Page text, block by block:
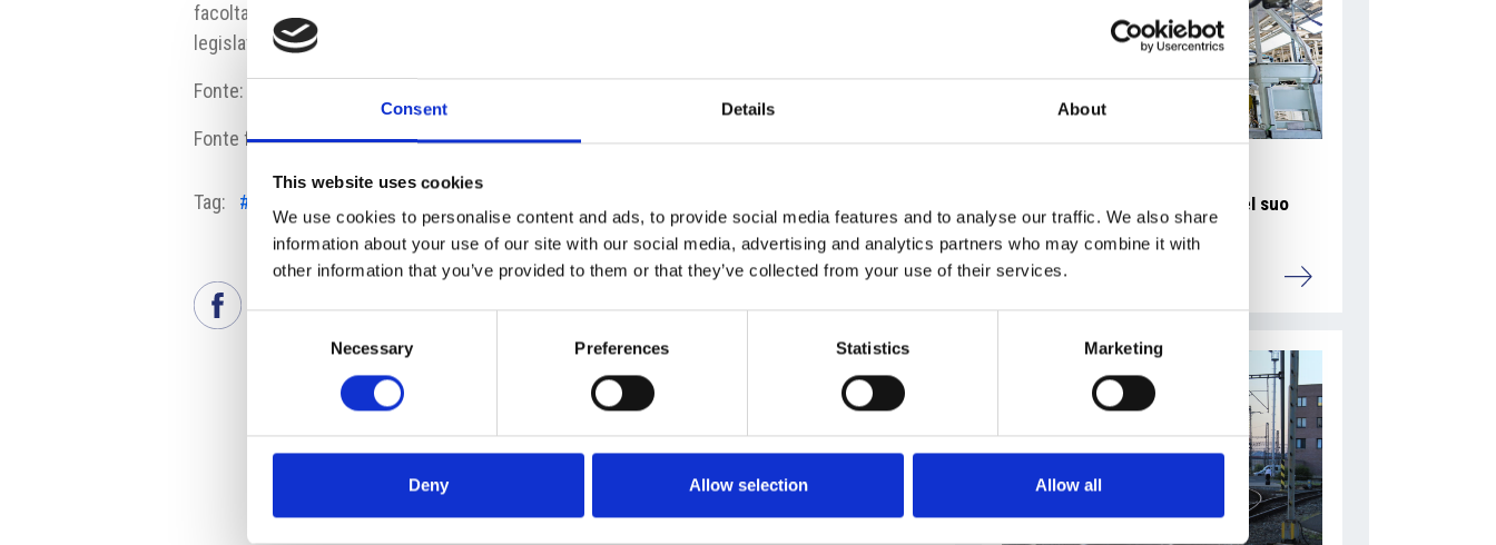
Consent Details About
This website uses cookies
We use cookies to personalise content and ads, to provide social media features and to analyse our traffic. We also share
information about your use of our site with our social media, advertising and analytics partners who may combine it with
other information that you’ve provided to them or that they’ve collected from your use of their services.
Necessary Preferences Statistics Marketing
Deny Allow selection Allow all
facoltativa. La legge ora verrà discussa dalla Camera dei Deputati, dove dopo le elezioni
legislative di ottobre è cambiata la maggioranza.
Fonte:
Fonte fotografia:psp.cz
Tag: #approvata
La Škoda avvia la produzione del suo
SUV Peaq
Repubblica Ceca